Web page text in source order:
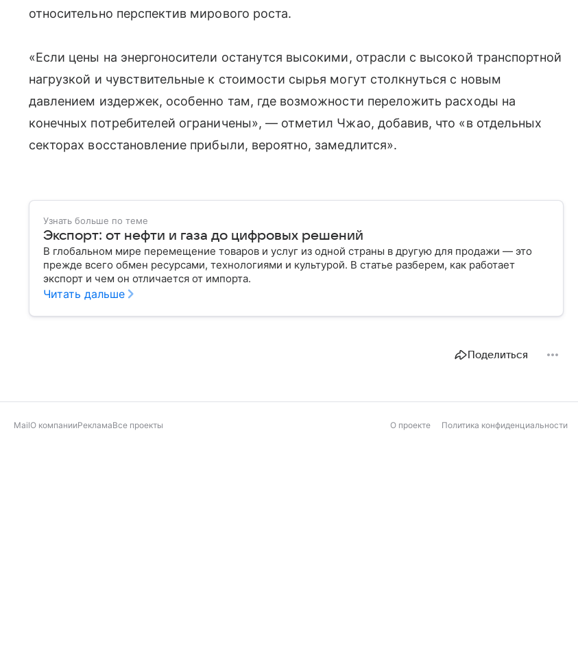
относительно перспектив мирового роста.
«Если цены на энергоносители останутся высокими, отрасли с высокой транспортной
нагрузкой и чувствительные к стоимости сырья могут столкнуться с новым
давлением издержек, особенно там, где возможности переложить расходы на
конечных потребителей ограничены», — отметил Чжао, добавив, что «в отдельных
секторах восстановление прибыли, вероятно, замедлится».
Узнать больше по теме
Экспорт: от нефти и газа до цифровых решений
В глобальном мире перемещение товаров и услуг из одной страны в другую для продажи — это
прежде всего обмен ресурсами, технологиями и культурой. В статье разберем, как работает
экспорт и чем он отличается от импорта.
Читать дальше
Поделиться
MailО компанииРекламаВсе проекты О проекте Политика конфиденциальности